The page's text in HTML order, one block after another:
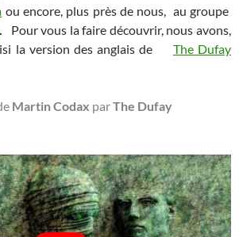
ou encore, plus près de nous, au groupe
. Pour vous la faire découvrir, nous avons,
la version des anglais de The Dufay
Martin Codax parThe Dufay